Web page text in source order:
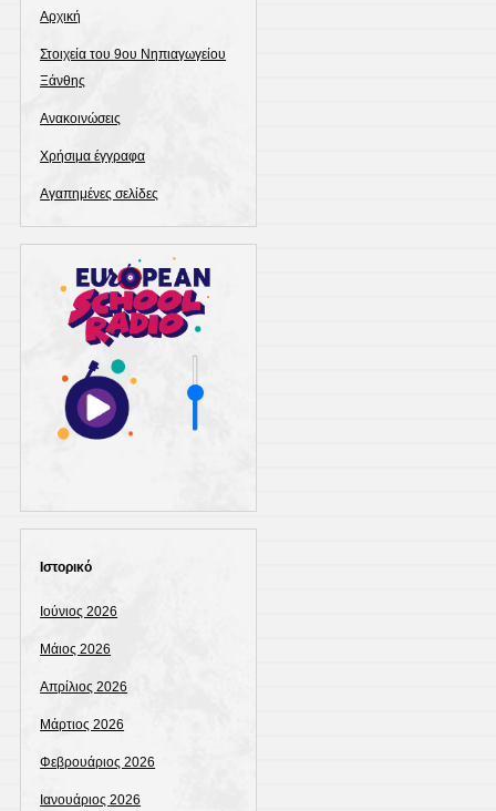
Αρχική
Στοιχεία του 9ου Νηπιαγωγείου
Ξάνθης
Ανακοινώσεις
Χρήσιμα έγγραφα
Αγαπημένες σελίδες
Ιστορικό
Ιούνιος 2026
Μάιος 2026
Απρίλιος 2026
Μάρτιος 2026
Φεβρουάριος 2026
Ιανουάριος 2026